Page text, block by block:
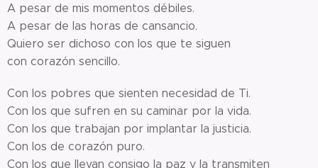
A pesar de mis momentos débiles.
A pesar de las horas de cansancio.
Quiero ser dichoso con los que te siguen
con corazón sencillo.
Con los pobres que sienten necesidad de Ti.
Con los que sufren en su caminar por la vida.
Con los que trabajan por implantar la justicia.
Con los de corazón puro.
Con los que llevan consigo la paz y la transmiten